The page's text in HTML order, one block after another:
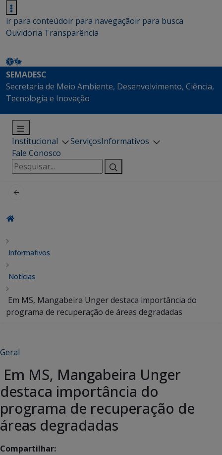
ir para conteúdoir para navegaçãoir para busca
Ouvidoria Transparência
SEMADESC
Secretaria de Meio Ambiente, Desenvolvimento, Ciência,
Tecnologia e Inovação
Institucional ServiçosInformativos
Fale Conosco
Pesquisar
por:
Informativos
Notícias
Em MS, Mangabeira Unger destaca importância do
programa de recuperação de áreas degradadas
Geral
Em MS, Mangabeira Unger
destaca importância do
programa de recuperação de
áreas degradadas
Compartilhar: